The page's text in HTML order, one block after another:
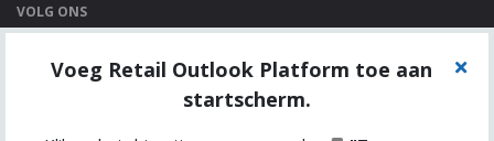
VOLG ONS
TWITTER
Voeg Retail Outlook Platform toe aan
startscherm.